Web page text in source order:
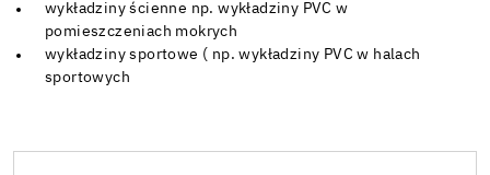
wykładziny ścienne np. wykładziny PVC w
pomieszczeniach mokrych
wykładziny sportowe ( np. wykładziny PVC w halach
sportowych